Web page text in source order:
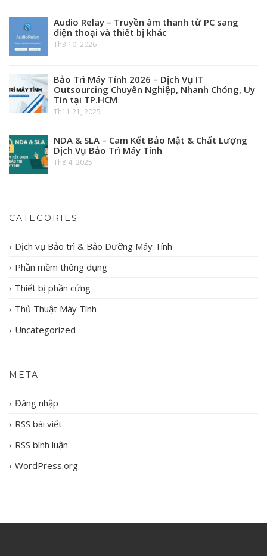
Audio Relay – Truyền âm thanh từ PC sang
điện thoại và thiết bị khác
Th3 10, 2026
Bảo Trì Máy Tính 2026 – Dịch Vụ IT
Outsourcing Chuyên Nghiệp, Nhanh Chóng, Uy
Tín tại TP.HCM
Th11 21, 2025
NDA & SLA – Cam Kết Bảo Mật & Chất Lượng
Dịch Vụ Bảo Trì Máy Tính
Th8 4, 2025
CATEGORIES
Dịch vụ Bảo trì & Bảo Dưỡng Máy Tính
Phần mềm thông dụng
Thiết bị phần cứng
Thủ Thuật Máy Tính
Uncategorized
META
Đăng nhập
RSS bài viết
RSS bình luận
WordPress.org